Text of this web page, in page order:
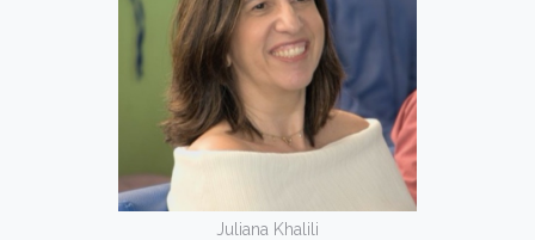
Juliana Khalili